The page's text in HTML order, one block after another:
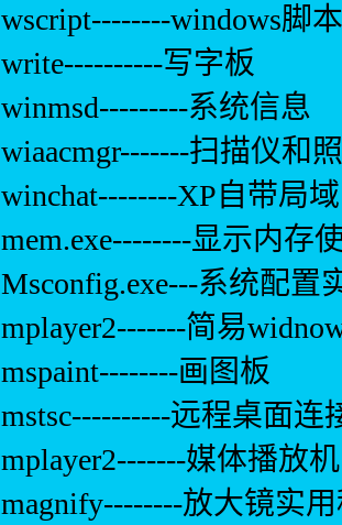
wscript--------windows脚
write----------写字板
winmsd---------系统信息
wiaacmgr-------扫描仪和
winchat--------XP自带局
mem.exe--------显示内存
Msconfig.exe---系统配置
mplayer2-------简易
mspaint--------画图板
mstsc----------远程桌面连
mplayer2-------媒体播放机
magnify--------放大镜实